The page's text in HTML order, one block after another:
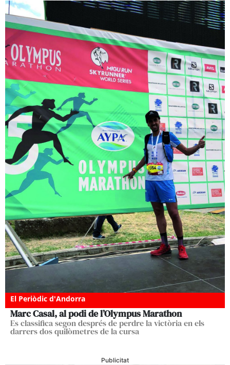
El Periòdic d'Andorra
Marc Casal, al podi de l’Olympus Marathon
Es classifica segon després de perdre la victòria en els
darrers dos quilòmetres de la cursa
Publicitat